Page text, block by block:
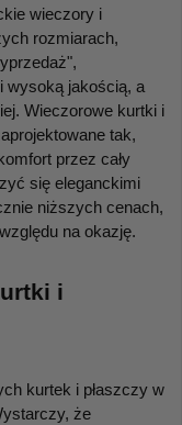
wieczory i
rozmiarach,
wysoką jakością, a
Wieczorowe kurtki i
tak,
przez cały
się eleganckimi
niższych cenach,
na okazję.
i
kurtek i płaszczy w
że